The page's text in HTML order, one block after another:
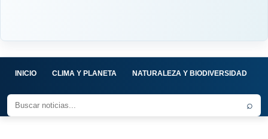
INICIO CLIMA Y PLANETA NATURALEZA Y BIODIVERSIDAD
⌕